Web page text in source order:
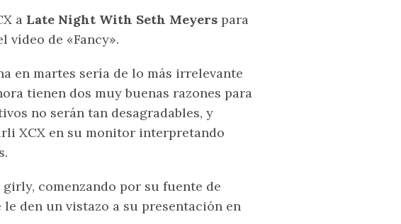
a Late Night With Seth Meyers para
vídeo de «Fancy».
en martes sería de lo más irrelevante
tienen dos muy buenas razones para
no serán tan desagradables, y
XCX en su monitor interpretando
comenzando por su fuente de
den un vistazo a su presentación en